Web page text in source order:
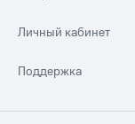
Личный кабинет
Поддержка